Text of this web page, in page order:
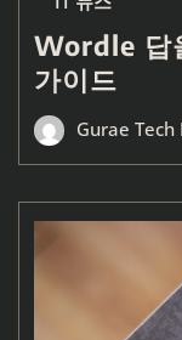
Wordle 답
가이드
Gurae Tech